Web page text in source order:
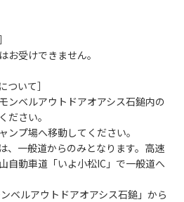
お受けできません。
ついて］
ンベルアウトドアオアシス石鎚内の
ださい。
ンプ場へ移動してください。
、一般道からのみとなります。高速
自動車道「いよ小松IC」で一般道へ
ベルアウトドアオアシス石鎚」から